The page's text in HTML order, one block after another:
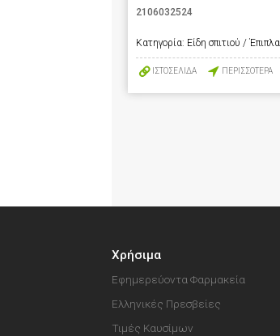
2106032524
Κατηγορία: Είδη σπιτιού / Έπιπλα
ΙΣΤΟΣΕΛΙΔΑ ΠΕΡΙΣΣΟΤΕΡΑ
Χρήσιμα
Εφημερεύοντα Φαρμακεία
Ελληνικές Πρεσβείες
Τιμές Καυσίμων